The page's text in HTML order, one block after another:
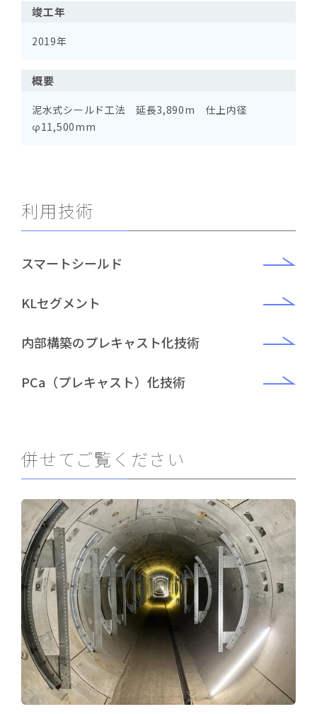
竣工年
2019年
概要
泥水式シールド工法 延長3,890m 仕上内径
φ11,500mm
利用技術
スマートシールド
KLセグメント
内部構築のプレキャスト化技術
PCa（プレキャスト）化技術
併せてご覧ください